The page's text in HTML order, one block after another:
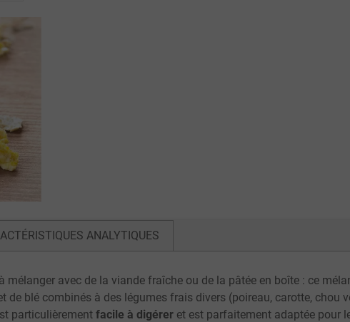
ANALYTIQUES
mélanger avec de la viande fraîche ou de la pâtée en boîte : ce
de blé combinés à des légumes frais divers (poireau, carotte, chou
particulièrement facile à digéreret est parfaitement adaptée pour